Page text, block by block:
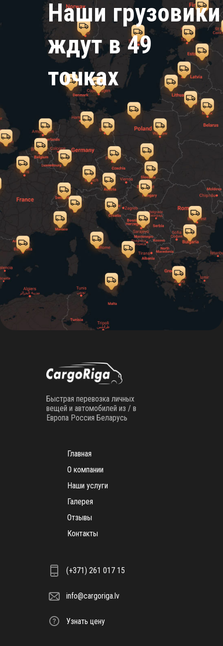
Наши грузовики
ждут в 49
точках
Быстрая перевозка личных
вещей и автомобилей из / в
Европа Россия Беларусь
Главная
О компании
Наши услуги
Галерея
Отзывы
Контакты
(+371) 261 017 15
info@cargoriga.lv
Узнать цену